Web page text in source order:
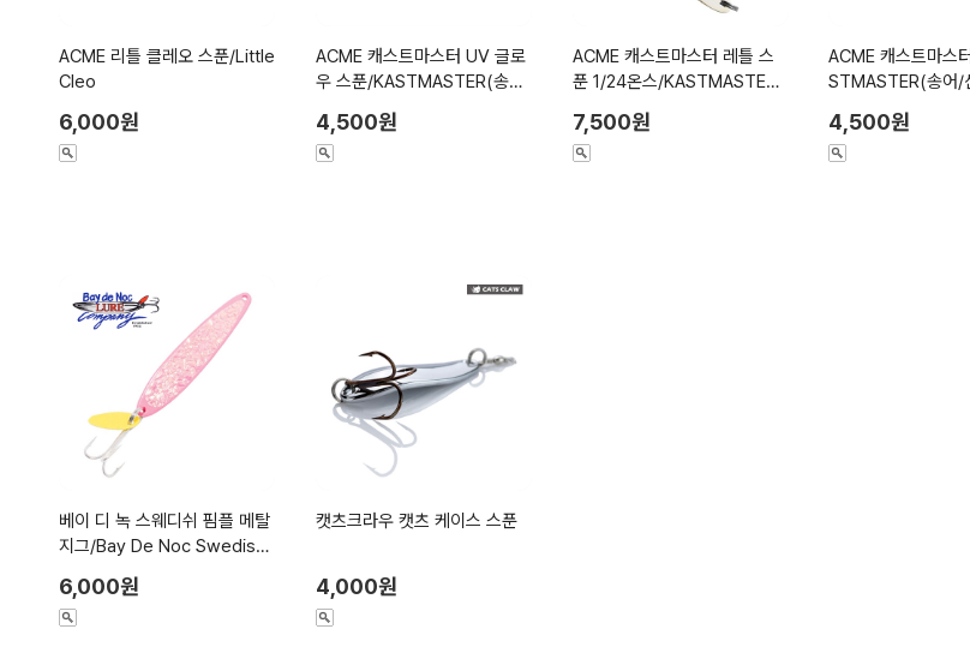
ACME 리틀 클레오 스푼/Little
Cleo
6,000원
ACME 캐스트마스터 UV 글로
우 스푼/KASTMASTER(송어/
4,500원
ACME 캐스트마스터 레틀 스
푼 1/24온스/KASTMASTER
스푼)
7,500원
ACME 캐스트마스
STMASTER(송어/
4,500원
베이 디 녹 스웨디쉬 핌플 메탈
지그/Bay De Noc Swedish
6,000원
캣츠크라우 캣츠 케이스 스푼
4,000원